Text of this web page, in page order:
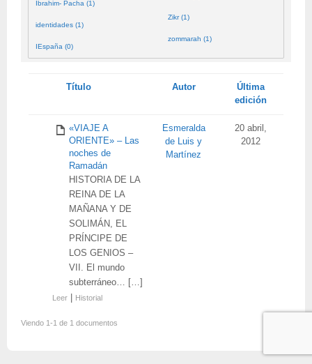
Ibrahim- Pacha (1)
identidades (1)
IEspaña (0)
Zikr (1)
zommarah (1)
Título Autor
Última
edición
«VIAJE A
ORIENTE» – Las
noches de
Ramadán
HISTORIA DE LA
REINA DE LA
MAÑANA Y DE
SOLIMÁN, EL
PRÍNCIPE DE
LOS GENIOS –
VII. El mundo
subterráneo… […]
Leer Historial
Esmeralda
de Luis y
Martínez
20 abril,
2012
Viendo 1-1 de 1 documentos